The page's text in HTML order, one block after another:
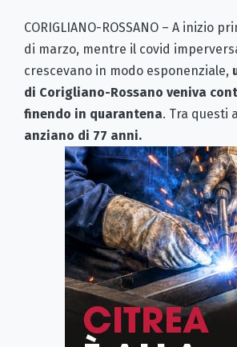
CORIGLIANO-ROSSANO – A inizio
di marzo, mentre il covid
crescevano in modo esponenziale,
di Corigliano-Rossano veniva
finendo in quarantena. Tra questi
anziano di 77 anni.